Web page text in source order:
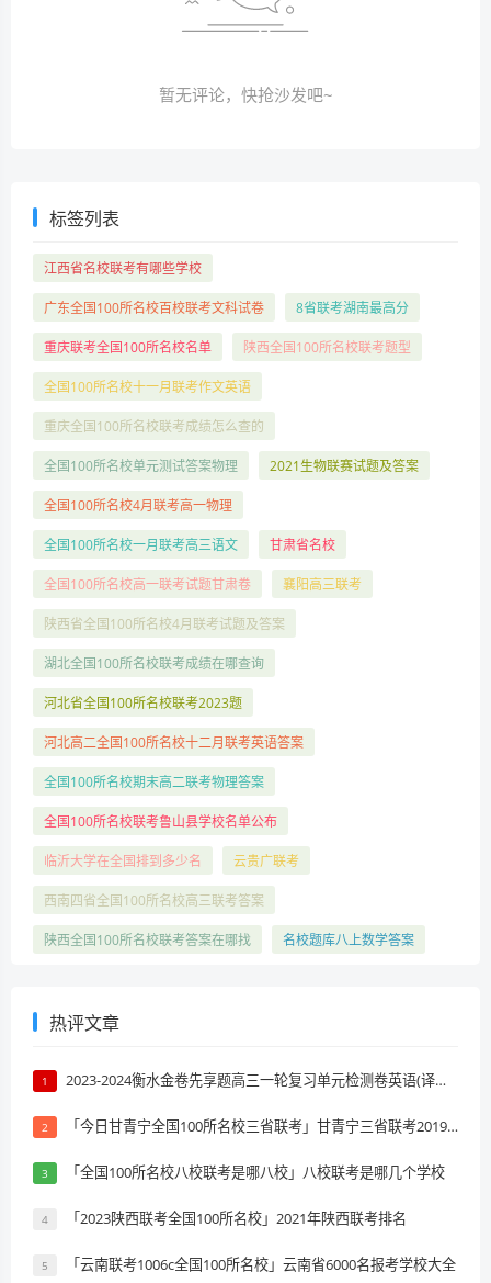
暂无评论，快抢沙发吧~
标签列表
江西省名校联考有哪些学校
广东全国100所名校百校联考文科试卷 8省联考湖南最高分
重庆联考全国100所名校名单 陕西全国100所名校联考题型
全国100所名校十一月联考作文英语
重庆全国100所名校联考成绩怎么查的
全国100所名校单元测试答案物理 2021生物联赛试题及答案
全国100所名校4月联考高一物理
全国100所名校一月联考高三语文 甘肃省名校
全国100所名校高一联考试题甘肃卷 襄阳高三联考
陕西省全国100所名校4月联考试题及答案
湖北全国100所名校联考成绩在哪查询
河北省全国100所名校联考2023题
河北高二全国100所名校十二月联考英语答案
全国100所名校期末高二联考物理答案
全国100所名校联考鲁山县学校名单公布
临沂大学在全国排到多少名 云贵广联考
西南四省全国100所名校高三联考答案
陕西全国100所名校联考答案在哪找 名校题库八上数学答案
热评文章
1 2023-2024衡水金卷先享题高三一轮复习单元检测卷英语(译林版)(一)1试题 答案
2 「今日甘青宁全国100所名校三省联考」甘青宁三省联考2019排名
3 「全国100所名校八校联考是哪八校」八校联考是哪几个学校
4 「2023陕西联考全国100所名校」2021年陕西联考排名
5 「云南联考1006c全国100所名校」云南省6000名报考学校大全